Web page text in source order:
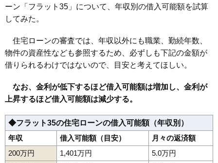
ーン「フラット35」について、年収別の借入可能額を試算
してみた。
住宅ローンの審査では、年収以外にも職業、勤続年数、
物件の資産性なども参照するため、必ずしも下記の金額が
借りられるわけではないので、目安と考えてほしい。
なお、金利が低下するほど借入可能額は増加し、金利が
上昇するほど借入可能額は減少する。
◆フラット35の住宅ローンの借入可能額（年収別）
年収
借入可能額（目安）
月々の返済額
200万円
1,401万円
5.0万円